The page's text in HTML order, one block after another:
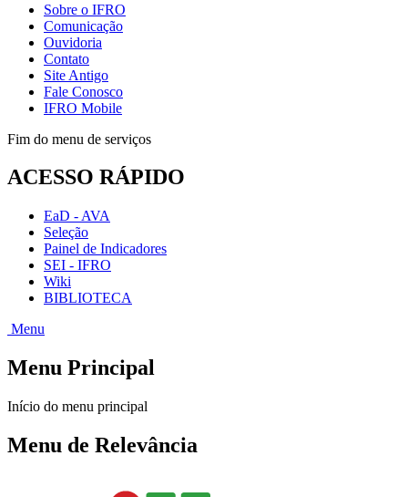
Sobre o IFRO
Comunicação
Ouvidoria
Contato
Site Antigo
Fale Conosco
IFRO Mobile
Fim do menu de serviços
ACESSO RÁPIDO
EaD - AVA
Seleção
Painel de Indicadores
SEI - IFRO
Wiki
BIBLIOTECA
Menu
Menu Principal
Início do menu principal
Menu de Relevância